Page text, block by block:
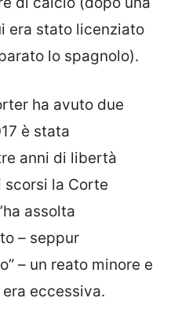
era stato licenziato
lo spagnolo).
ha avuto due
è stata
anni di libertà
la Corte
assolta
– seppur
– un reato minore e
eccessiva.